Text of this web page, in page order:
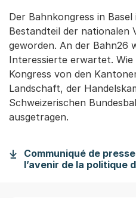
Der Bahnkongress in
Bestandteil der nationalen
geworden. An der Bahn26
Interessierte erwartet.
Kongress von den
Landschaft, der
Schweizerischen
ausgetragen.
Communiqué de
l’avenir de la politique